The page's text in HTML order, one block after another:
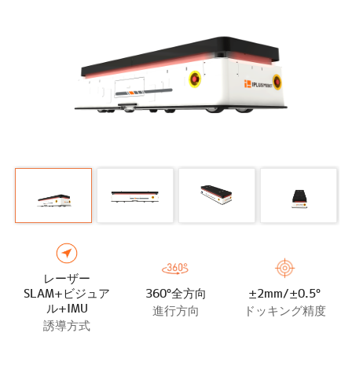
レーザー
SLAM+ビジュア
ル+IMU
誘導方式
360°全方向
進行方向
±2mm/±0.5°
ドッキング精度